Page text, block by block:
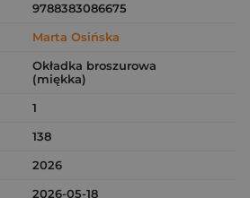
9788383086675
Marta Osińska
Okładka broszurowa
(miękka)
1
138
2026
2026-05-18